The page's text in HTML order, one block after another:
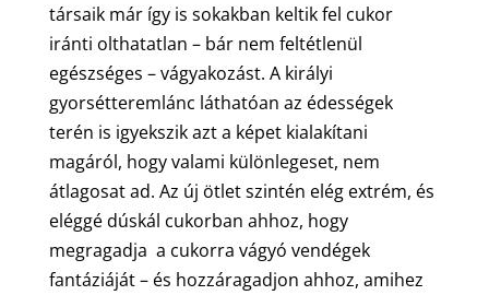
társaik már így is sokakban keltik fel cukor
iránti olthatatlan – bár nem feltétlenül
egészséges – vágyakozást. A királyi
gyorsétteremlánc láthatóan az édességek
terén is igyekszik azt a képet kialakítani
magáról, hogy valami különlegeset, nem
átlagosat ad. Az új ötlet szintén elég extrém, és
eléggé dúskál cukorban ahhoz, hogy
megragadja a cukorra vágyó vendégek
fantáziáját – és hozzáragadjon ahhoz, amihez